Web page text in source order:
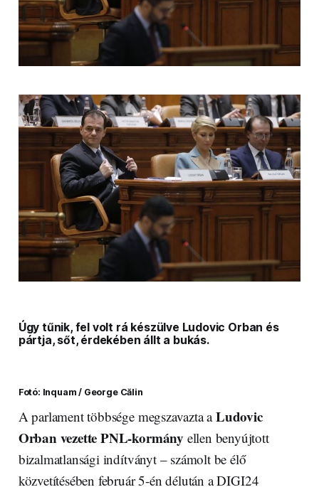
Úgy tűnik, fel volt rá készülve Ludovic Orban és
pártja, sőt, érdekében állt a bukás.
Fotó: Inquam / George Călin
A parlament többsége megszavazta aLudovic
Orban vezette PNL-kormány ellen benyújtott
bizalmatlansági indítványt – számolt be élő
közvetítésében február 5-én délután a DIGI24